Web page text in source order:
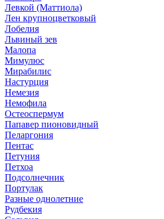
Левкой (Маттиола)
Лен крупноцветковый
Лобелия
Львиный зев
Малопа
Мимулюс
Мирабилис
Настурция
Немезия
Немофила
Остеоспермум
Папавер пионовидный
Пеларгония
Пентас
Петуния
Петхоа
Подсолнечник
Портулак
Разные однолетние
Рудбекия